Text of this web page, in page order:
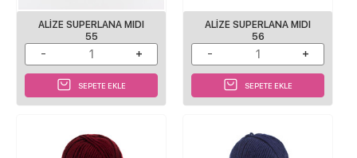
ALİZE SUPERLANA MIDI
55
SEPETE EKLE
ALİZE SUPERLANA MIDI
56
SEPETE EKLE